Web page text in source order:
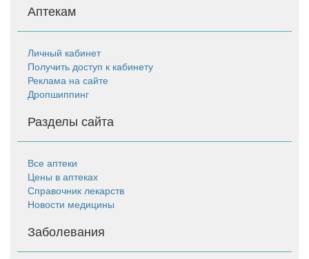
Аптекам
Личный кабинет
Получить доступ к кабинету
Реклама на сайте
Дропшиппинг
Разделы сайта
Все аптеки
Цены в аптеках
Справочник лекарств
Новости медицины
Заболевания